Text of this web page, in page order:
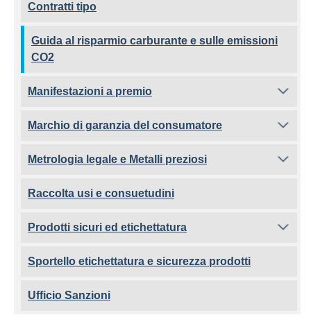
Contratti tipo
Guida al risparmio carburante e sulle emissioni
CO2
Manifestazioni a premio
Marchio di garanzia del consumatore
Metrologia legale e Metalli preziosi
Raccolta usi e consuetudini
Prodotti sicuri ed etichettatura
Sportello etichettatura e sicurezza prodotti
Ufficio Sanzioni